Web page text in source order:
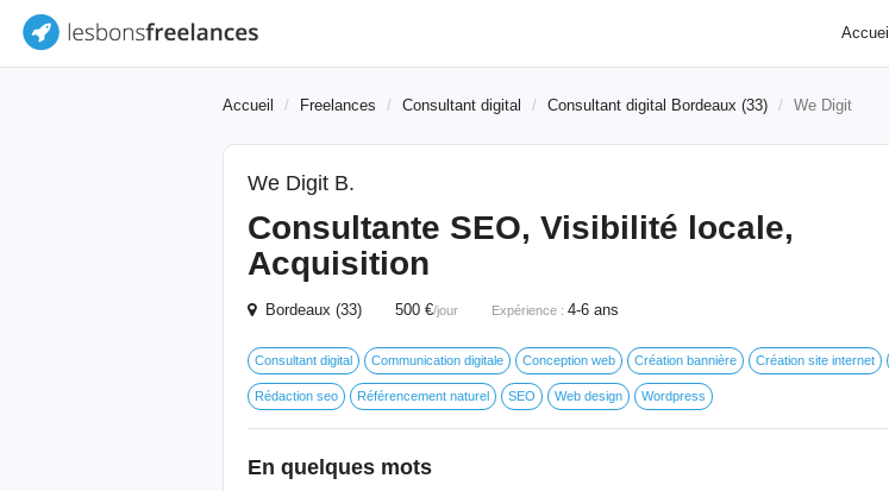
Accueil
Accueil Freelances Consultant digital Consultant digital Bordeaux (33) We Digit
We Digit B.
Consultante SEO, Visibilité locale,
Acquisition
Bordeaux (33) 500 €/jour Expérience : 4-6 ans
Consultant digital Communication digitale Conception web Création bannière Création site internet
Rédaction seo Référencement naturel SEO Web design Wordpress
En quelques mots